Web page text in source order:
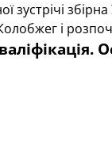
зустрічі
і